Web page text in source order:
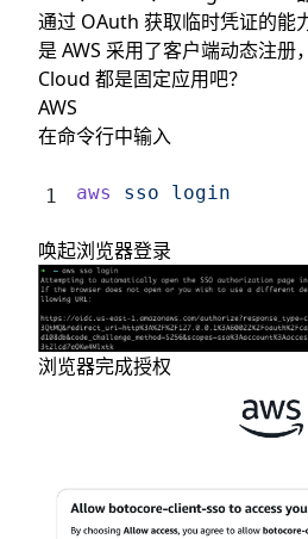
通过 OAuth 获取临时凭证的能
是 AWS 采用了客户端动态注
Cloud 都是固定应用吧？
AWS
在命令行中输入
aws sso login
唤起浏览器登录
浏览器完成授权